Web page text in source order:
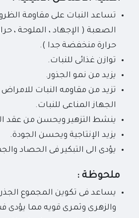
تساعد النبات على مقاومة
الصعبة ( الإجهاد ، الملوحة ،
حرارة منخفضة جدا ).
توازن غذائى للنبات.
يزيد من نمو الجذور.
تزيد من مقاومه النبات للامراض
الجهاز المناعى للنبات.
ينشط التزهير ويحسن من عقد
يزيد الإنتاجية ويحسن الجودة.
يؤدى الى التبكير فى الحصاد
ملحوظة :
يساعد فى تكوين المجموع
والزهرى وثمرى قويه مما يؤدى